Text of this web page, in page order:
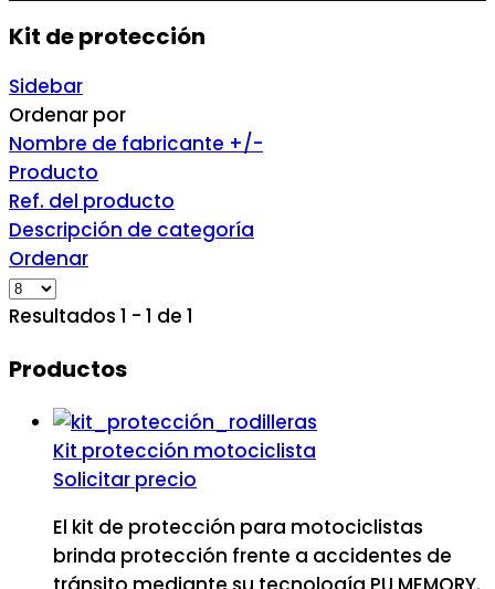
Kit de protección
Sidebar
Ordenar por
Nombre de fabricante +/-
Producto
Ref. del producto
Descripción de categoría
Ordenar
Resultados 1 - 1 de 1
Productos
Kit protección motociclista
Solicitar precio
El kit de protección para motociclistas
brinda protección frente a accidentes de